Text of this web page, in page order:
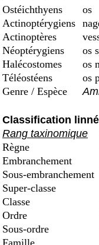
Ostéichthyens
os
Actinoptérygiens
Actinoptères
Néoptérygiens
os
Halécostomes
os
Téléostéens
os
Genre / Espèce
Classification
Rang taxinomique
Règne
Embranchement
Sous-embranchement
Super-classe
Classe
Ordre
Sous-ordre
Famille